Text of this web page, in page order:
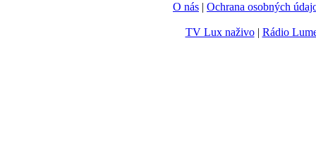
O nás | Ochrana osobných
TV Lux naživo| Rádio